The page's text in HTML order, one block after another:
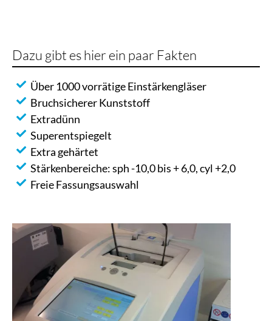
Dazu gibt es hier ein paar Fakten
Über 1000 vorrätige Einstärkengläser
Bruchsicherer Kunststoff
Extradünn
Superentspiegelt
Extra gehärtet
Stärkenbereiche: sph -10,0 bis + 6,0, cyl +2,0
Freie Fassungsauswahl